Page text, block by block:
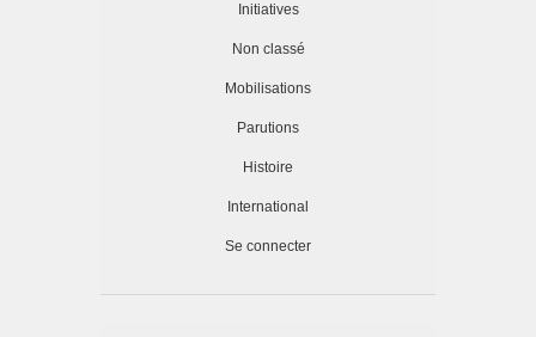
Initiatives
Non classé
Mobilisations
Parutions
Histoire
International
Se connecter